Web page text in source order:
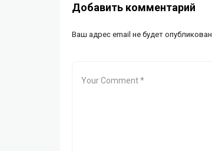
Добавить комментарий
Ваш адрес email не будет опубликован.